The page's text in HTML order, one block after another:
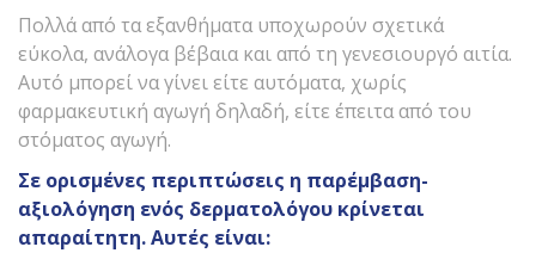
Πολλά από τα εξανθήματα υποχωρούν σχετικά
εύκολα, ανάλογα βέβαια και από τη γενεσιουργό αιτία.
Αυτό μπορεί να γίνει είτε αυτόματα, χωρίς
φαρμακευτική αγωγή δηλαδή, είτε έπειτα από του
στόματος αγωγή.
Σε ορισμένες περιπτώσεις η παρέμβαση-
αξιολόγηση ενός δερματολόγου κρίνεται
απαραίτητη. Αυτές είναι: